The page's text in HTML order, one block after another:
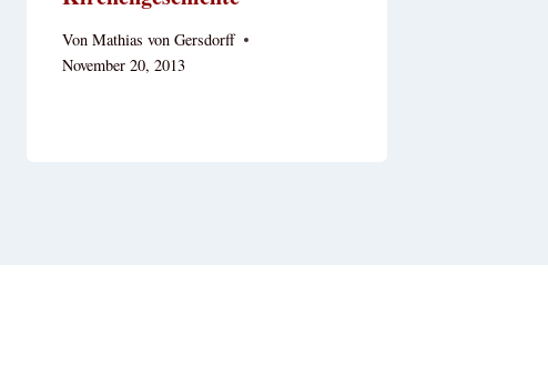
Von Mathias von Gersdorff
November 20, 2013